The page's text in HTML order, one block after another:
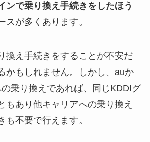
ンで乗り換え手続きをしたほう
スが多くあります。
換え手続きをすることが不安だ
かもしれません。しかし、auか
乗り換えであれば、同じKDDIグ
もあり他キャリアへの乗り換え
も不要で行えます。